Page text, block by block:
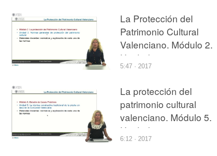
La Protección del
Patrimonio Cultural
Valenciano. Módulo 2.
Unidad 2.
5:47 · 2017
La protección del
patrimonio cultural
valenciano. Módulo 5.
Unidad 5.
6:12 · 2017